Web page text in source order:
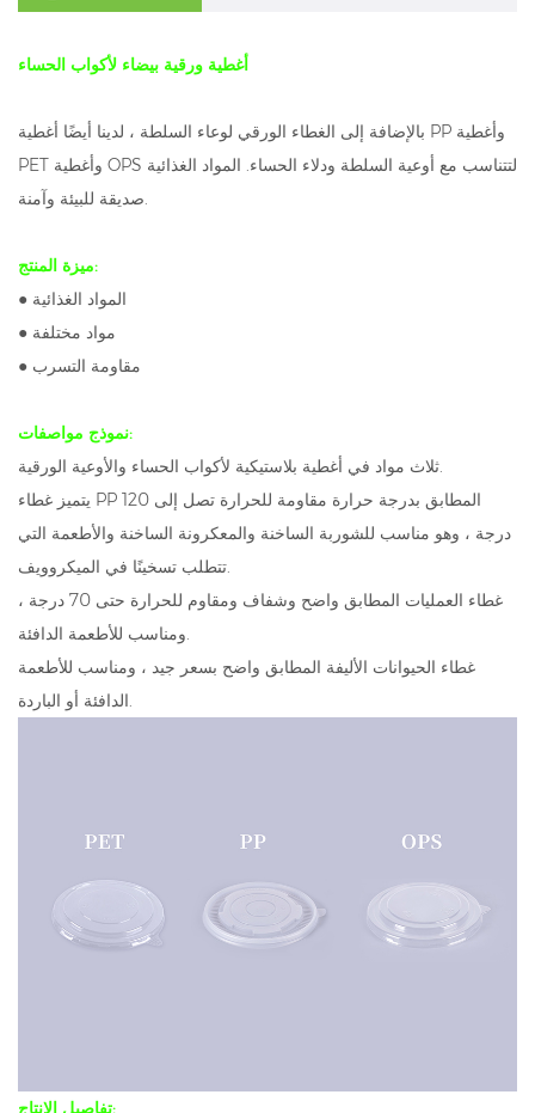
أغطية ورقية بيضاء لأكواب الحساء
بالإضافة إلى الغطاء الورقي لوعاء السلطة ، لدينا أيضًا أغطية PP وأغطية
PET وأغطية OPS لتتناسب مع أوعية السلطة ودلاء الحساء. المواد الغذائية
صديقة للبيئة وآمنة.
ميزة المنتج:
● المواد الغذائية
● مواد مختلفة
● مقاومة التسرب
نموذج مواصفات:
ثلاث مواد في أغطية بلاستيكية لأكواب الحساء والأوعية الورقية.
يتميز غطاء PP المطابق بدرجة حرارة مقاومة للحرارة تصل إلى 120
درجة ، وهو مناسب للشوربة الساخنة والمعكرونة الساخنة والأطعمة التي
تتطلب تسخينًا في الميكروويف.
غطاء العمليات المطابق واضح وشفاف ومقاوم للحرارة حتى 70 درجة ،
ومناسب للأطعمة الدافئة.
غطاء الحيوانات الأليفة المطابق واضح بسعر جيد ، ومناسب للأطعمة
الدافئة أو الباردة.